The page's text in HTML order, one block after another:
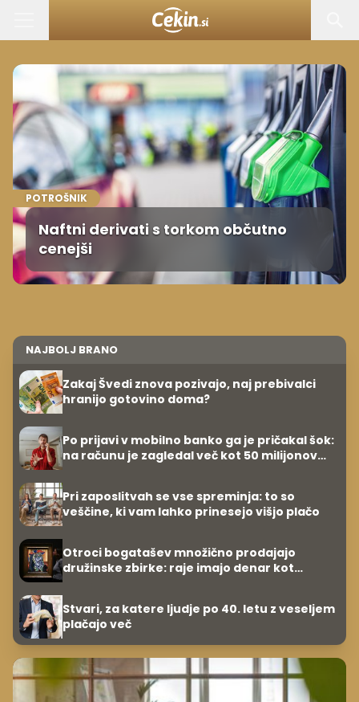
POTROŠNIK
Naftni derivati s torkom občutno
cenejši
NAJBOLJ BRANO
Zakaj Švedi znova pozivajo, naj prebivalci
hranijo gotovino doma?
Po prijavi v mobilno banko ga je pričakal šok:
na računu je zagledal več kot 50 milijonov
Pri zaposlitvah se vse spreminja: to so
veščine, ki vam lahko prinesejo višjo plačo
Otroci bogatašev množično prodajajo
družinske zbirke: raje imajo denar kot
Stvari, za katere ljudje po 40. letu z veseljem
plačajo več